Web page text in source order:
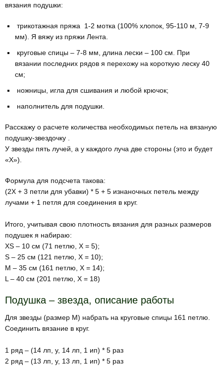
вязания подушки:⠀
трикотажная пряжа 1-2 мотка (100% хлопок, 95-110 м, 7-9
мм). Я вяжу из пряжи Лента.⠀
круговые спицы – 7-8 мм, длина лески – 100 см. При
вязании последних рядов я перехожу на короткую леску 40
см;⠀
ножницы, игла для сшивания и любой крючок;⠀
наполнитель для подушки.
Расскажу о расчете количества необходимых петель на вязаную
подушку-звездочку .⠀
У звезды пять лучей, а у каждого луча две стороны (это и будет
«Х»).
Формула для подсчета такова:⠀
(2Х + 3 петли для убавки) * 5 + 5 изнаночных петель между
лучами + 1 петля для соединения в круг.
Итого, учитывая свою плотность вязания для разных размеров
подушек я набираю:⠀
XS – 10 см (71 петлю, Х = 5);⠀
S – 25 см (121 петлю, Х = 10);
M – 35 см (161 петлю, Х = 14);
L – 40 см (201 петлю, Х = 18)
Подушка – звезда, описание работы
Для звезды (размер М) набрать на круговые спицы 161 петлю.
Соединить вязание в круг.
1 ряд – (14 лп, у, 14 лп, 1 ип) * 5 раз⠀
2 ряд – (13 лп, у, 13 лп, 1 ип) * 5 раз⠀